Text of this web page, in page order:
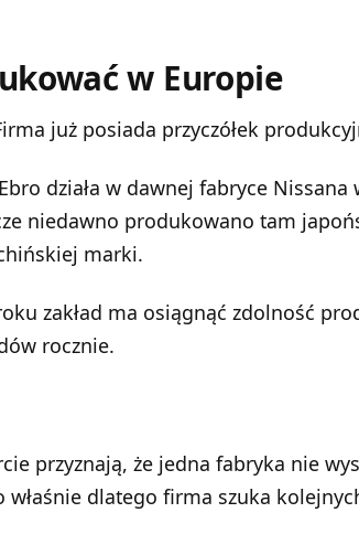
w Europie
już posiada przyczółek
działa w dawnej fabryce Nissana
niedawno produkowano tam
marki.
zakład ma osiągnąć zdolność
rocznie.
przyznają, że jedna fabryka nie
właśnie dlatego firma szuka